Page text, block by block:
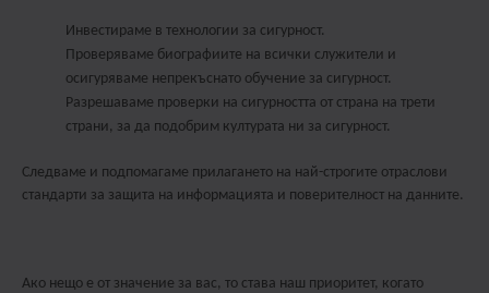
Инвестираме в технологии за сигурност.
Проверяваме биографиите на всички служители и
осигуряваме непрекъснато обучение за сигурност.
Разрешаваме проверки на сигурността от страна на трети
страни, за да подобрим културата ни за сигурност.
Следваме и подпомагаме прилагането на най-строгите отраслови
стандарти за защита на информацията и поверителност на данните.
Ако нещо е от значение за вас, то става наш приоритет, когато